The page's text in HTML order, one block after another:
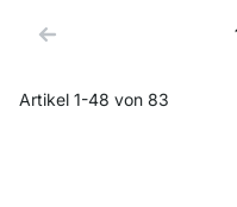
Artikel 1-48 von 83